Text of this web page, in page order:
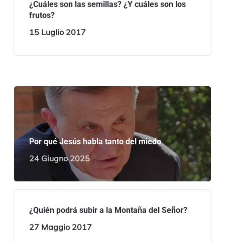
¿Cuáles son las semillas? ¿Y cuáles son los
frutos?
15 Luglio 2017
Por qué Jesús habla tanto del miedo
24 Giugno 2025
¿Quién podrá subir a la Montaña del Señor?
27 Maggio 2017